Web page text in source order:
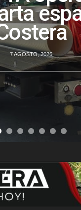
7 AGOSTO, 2026